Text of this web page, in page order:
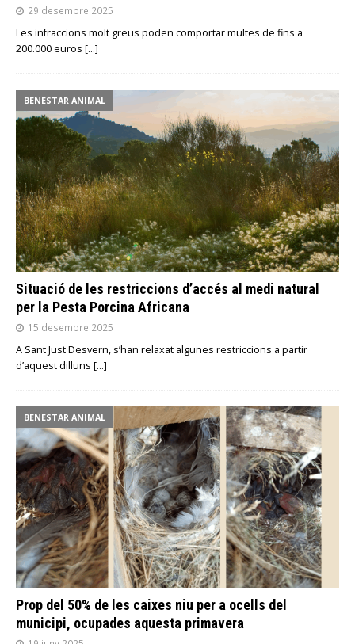
29 desembre 2025
Les infraccions molt greus poden comportar multes de fins a
200.000 euros […]
BENESTAR ANIMAL
Situació de les restriccions d’accés al medi natural
per la Pesta Porcina Africana
15 desembre 2025
A Sant Just Desvern, s’han relaxat algunes restriccions a partir
d’aquest dilluns […]
BENESTAR ANIMAL
Prop del 50% de les caixes niu per a ocells del
municipi, ocupades aquesta primavera